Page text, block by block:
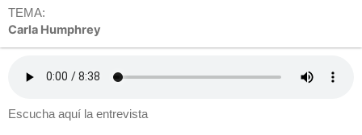
TEMA:
Carla Humphrey
Escucha aquí la entrevista